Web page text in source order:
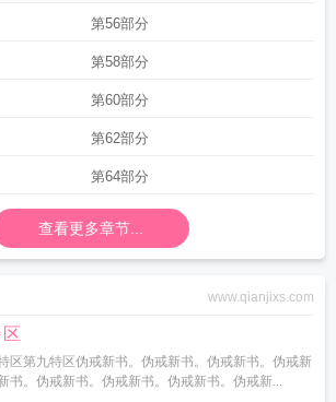
第56部分
第58部分
第60部分
第62部分
第64部分
查看更多章节...
www.qianjixs.com
区第九特区伪戒新书。伪戒新书。伪戒新书。伪戒新
书。伪戒新书。伪戒新书。伪戒新书。伪戒新...